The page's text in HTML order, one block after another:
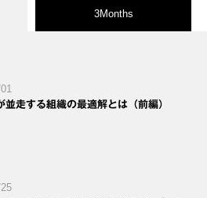
3Months
並走する組織の最適解とは（前編）